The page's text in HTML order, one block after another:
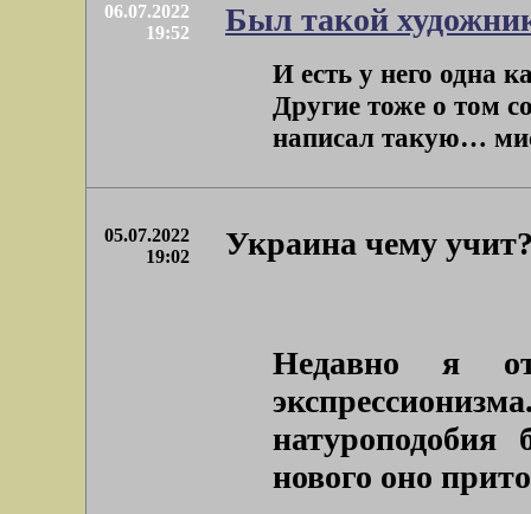
06.07.2022
19:52
Был такой
И есть у него одна
Другие тоже о том
написал такую…
05.07.2022
19:02
Украина чему
Недавно я
нового оно